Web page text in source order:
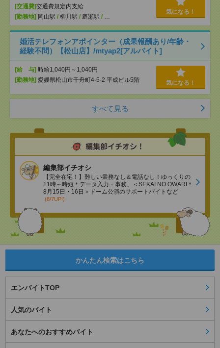
[交通費]交通費規定内支給
[勤務地] 岡山駅 / 柳川駅 / 庭瀬駅 /
気になる！
婚活テレフォンアポインター（成果報酬あり/年齢・
経験不問）【松山店】/mtyap2[アルバイト]
[給 与] 時給1,040円～1,040円
[勤務地] 愛媛県松山市千舟町4-5-2 平成ビル5階 気になる！
すべて見る
編集部イチオシ
【完全在宅！】難しい業務なし＆電話なし！ゆっくりの
11時～時短＊データ入力・事務、＜SEKAI NO OWARI＊
8月15日・16日＞ドーム公演のサポートバイトなど
(8/7UP!)
かんたん検索はこちら
エンバイトTOP
人気のバイト
あなたへのおすすめバイト